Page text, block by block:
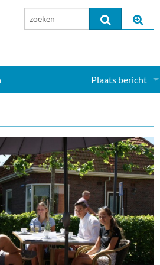
Plaats bericht